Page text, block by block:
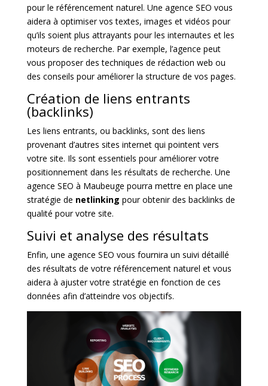
pour le référencement naturel. Une agence SEO vous
aidera à optimiser vos textes, images et vidéos pour
qu’ils soient plus attrayants pour les internautes et les
moteurs de recherche. Par exemple, l’agence peut
vous proposer des techniques de rédaction web ou
des conseils pour améliorer la structure de vos pages.
Création de liens entrants
(backlinks)
Les liens entrants, ou backlinks, sont des liens
provenant d’autres sites internet qui pointent vers
votre site. Ils sont essentiels pour améliorer votre
positionnement dans les résultats de recherche. Une
agence SEO à Maubeuge pourra mettre en place une
stratégie de netlinking pour obtenir des backlinks de
qualité pour votre site.
Suivi et analyse des résultats
Enfin, une agence SEO vous fournira un suivi détaillé
des résultats de votre référencement naturel et vous
aidera à ajuster votre stratégie en fonction de ces
données afin d’atteindre vos objectifs.